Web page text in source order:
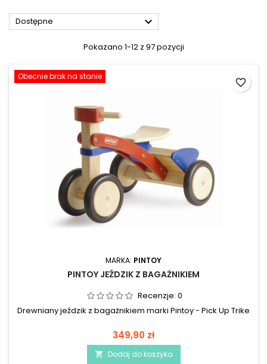
Dostępne 
Pokazano 1-12 z 97 pozycji
Obecnie brak na stanie
MARKA: PINTOY
PINTOY JEŹDZIK Z BAGAŻNIKIEM
Recenzje: 0
Drewniany jeździk z bagażnikiem marki Pintoy - Pick Up Trike
349,90 zł
 Dodaj do koszyka
favorite_border